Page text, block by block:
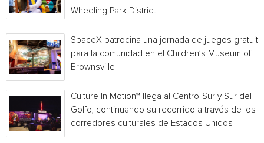
Wheeling Park District
SpaceX patrocina una jornada de juegos gratuita
para la comunidad en el Children’s Museum of
Brownsville
Culture In Motion™ llega al Centro-Sur y Sur del
Golfo, continuando su recorrido a través de los
corredores culturales de Estados Unidos